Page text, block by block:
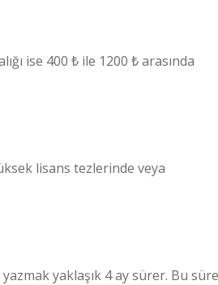
ise 400 ₺ ile 1200 ₺ arasında
lisans tezlerinde veya
yaklaşık 4 ay sürer. Bu süre